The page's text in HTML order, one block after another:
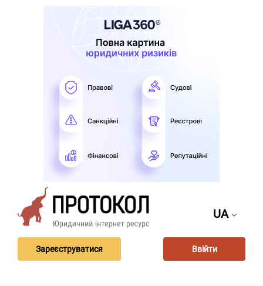
UA
Зареєструватися Ввійти